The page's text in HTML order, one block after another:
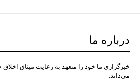
درباره ما
خبرگزاری ما خود را متعهد به رعایت میثاق
می‌داند.